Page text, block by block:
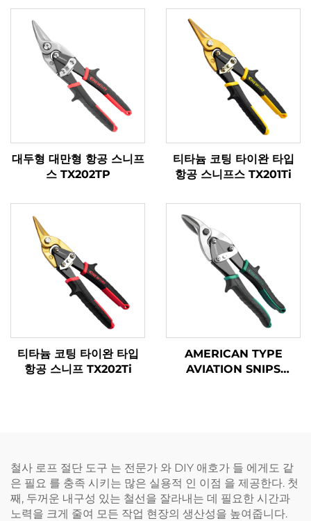
대두형 대만형 항공 스니프
스 TX202TP
티타늄 코팅 타이완 타입
항공 스니프스 TX201Ti
티타늄 코팅 타이완 타입
항공 스니프 TX202Ti
AMERICAN TYPE
AVIATION SNIPS
철사 로프 절단 도구 는 전문가 와 DIY 애호가 들 에게도 같
은 필요 를 충족 시키는 많은 실용적 인 이점 을 제공한다. 첫
째, 두꺼운 내구성 있는 철선을 잘라내는 데 필요한 시간과
노력을 크게 줄여 모든 작업 현장의 생산성을 높여줍니다.